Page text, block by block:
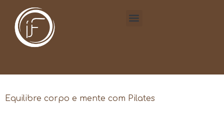
Equilibre corpo e mente com Pilates